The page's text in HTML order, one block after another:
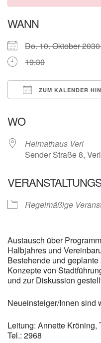
WANN
Do. 10. Oktober
19:30
ZUM KALENDER
WO
Heimathaus Verl
Sender Straße 8,
Regelmäßige
Austausch über
Halbjahres und
Bestehende und
Konzepte von
und zur Diskussion
Neueinsteiger/Innen sind
Leitung: Annette Kröning,
Tel.: 2968